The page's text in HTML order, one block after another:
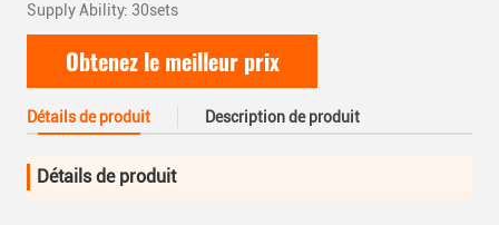
Supply Ability: 30sets
Obtenez le meilleur prix
Détails de produit Description de produit
Détails de produit